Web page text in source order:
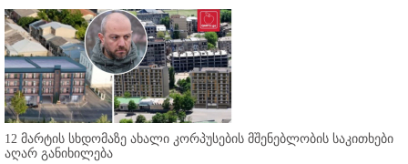
12 მარტის სხდომაზე ახალი კორპუსების მშენებლობის საკითხები
აღარ განიხილება